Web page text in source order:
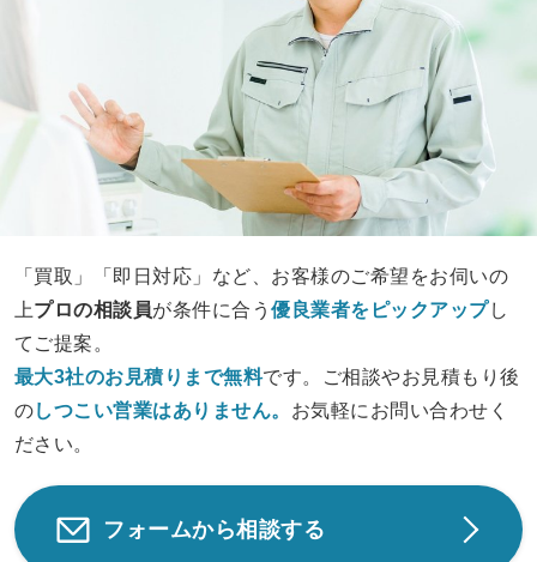
「買取」「即日対応」など、お客様のご希望をお伺いの
上プロの相談員が条件に合う優良業者をピックアップし
てご提案。
最大3社のお見積りまで無料です。ご相談やお見積もり後
のしつこい営業はありません。 お気軽にお問い合わせく
ださい。
フォームから相談する